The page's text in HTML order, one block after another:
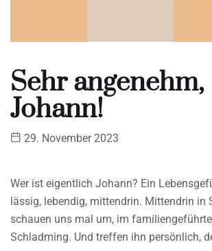
Sehr angenehm,
Johann!
29. November 2023
Wer ist eigentlich Johann? Ein
lässig, lebendig, mittendrin. Mittendrin in
schauen uns mal um, im
Schladming. Und treffen ihn persönlich,